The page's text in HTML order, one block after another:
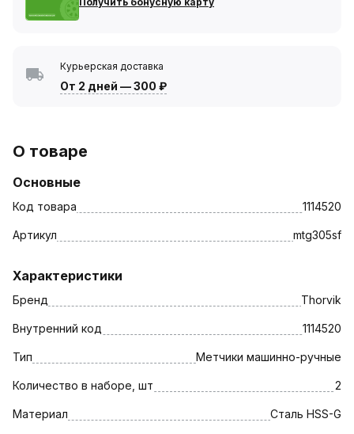
Курьерская доставка
От 2 дней —300 ₽
О товаре
Основные
Код товара 1114520
Артикул mtg305sf
Характеристики
Бренд Thorvik
Внутренний код 1114520
Тип Метчики машинно-ручные
Количество в наборе, шт 2
Материал Сталь HSS-G